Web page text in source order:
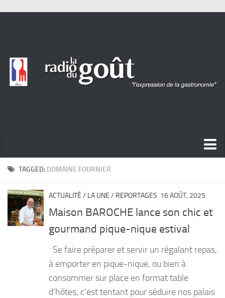
ACTUALITÉ
PORTRAITS
LIVRES
TAGGED: DOMAINE FOURNIER
ACTUALITÉ / LA UNE / REPORTAGES 16 AOÛT, 2025
Maison BAROCHE lance son chic et
gourmand pique-nique estival
Se faire préparer et servir un régalant repas,
à emporter en pique-nique, ou bien à
consommer sur place en format table
d’hôtes, c’est tentant pour séduire nos palais